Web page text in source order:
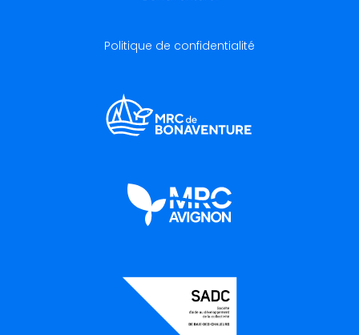
Politique de confidentialité